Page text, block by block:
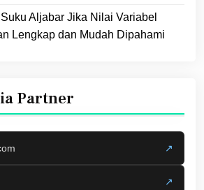
Aljabar Jika Nilai Variabel
Lengkap dan Mudah Dipahami
Partner
↗
↗